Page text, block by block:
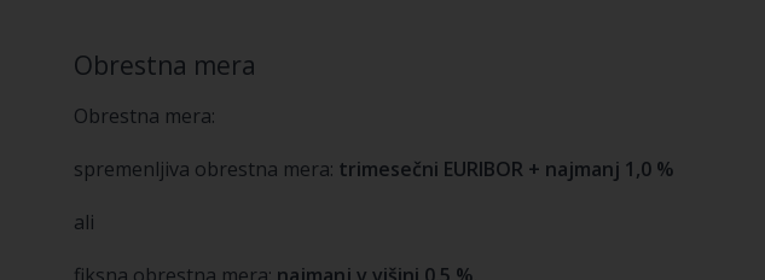
Obrestna mera
Obrestna mera:
spremenljiva obrestna mera: trimesečni EURIBOR + najmanj 1,0 %
ali